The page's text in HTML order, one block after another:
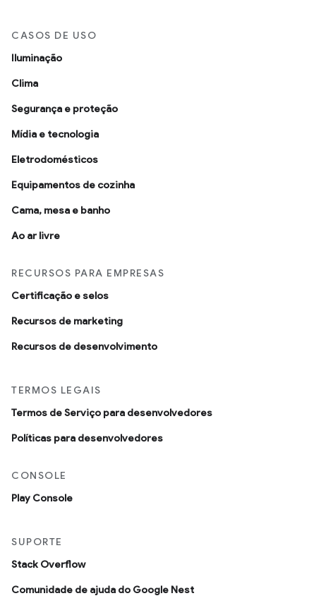
CASOS DE USO
Iluminação
Clima
Segurança e proteção
Mídia e tecnologia
Eletrodomésticos
Equipamentos de cozinha
Cama, mesa e banho
Ao ar livre
RECURSOS PARA EMPRESAS
Certificação e selos
Recursos de marketing
Recursos de desenvolvimento
TERMOS LEGAIS
Termos de Serviço para desenvolvedores
Políticas para desenvolvedores
CONSOLE
Play Console
SUPORTE
Stack Overflow
Comunidade de ajuda do Google Nest